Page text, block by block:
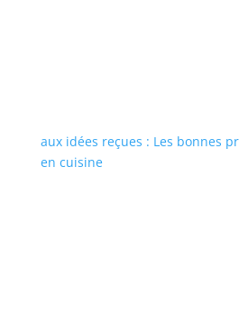
aux idées reçues : Les bonnes
en cuisine